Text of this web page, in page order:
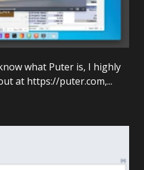
what Puter is, I highly
at https://puter.com,...